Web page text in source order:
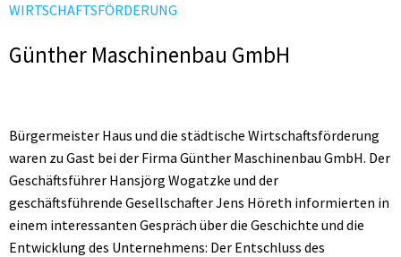
WIRTSCHAFTSFÖRDERUNG
Günther Maschinenbau GmbH
Bürgermeister Haus und die städtische Wirtschaftsförderung
waren zu Gast bei der Firma Günther Maschinenbau GmbH. Der
Geschäftsführer Hansjörg Wogatzke und der
geschäftsführende Gesellschafter Jens Höreth informierten in
einem interessanten Gespräch über die Geschichte und die
Entwicklung des Unternehmens: Der Entschluss des